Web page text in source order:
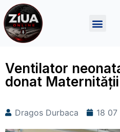
Ventilator
donat
Dragos Durbaca 18